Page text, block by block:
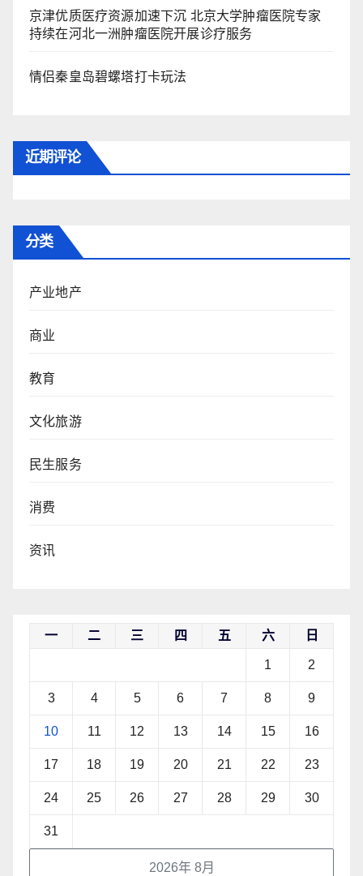
京津优质医疗资源加速下沉 北京大学肿瘤医院专家
持续在河北一洲肿瘤医院开展诊疗服务
情侣秦皇岛碧螺塔打卡玩法
近期评论
分类
产业地产
商业
教育
文化旅游
民生服务
消费
资讯
2026年 8月
一 二 三 四 五 六 日
1 2
3 4 5 6 7 8 9
10 11 12 13 14 15 16
17 18 19 20 21 22 23
24 25 26 27 28 29 30
31